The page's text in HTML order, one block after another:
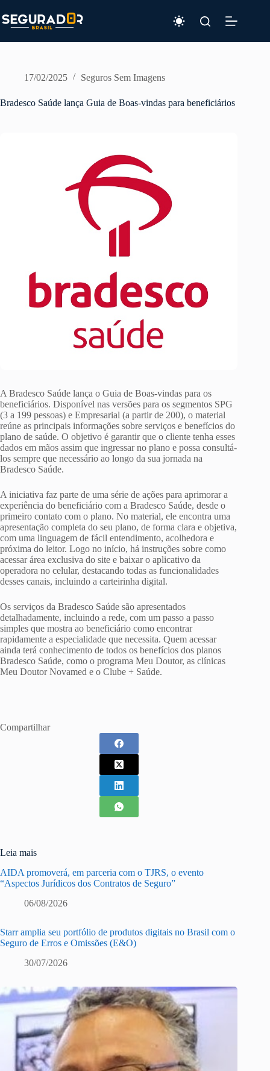
para
o
17/02/2025 Seguros Sem Imagens
Bradesco Saúde lança Guia de Boas-vindas para beneficiários
A Bradesco Saúde lança o Guia de Boas-vindas para os
beneficiários. Disponível nas versões para os segmentos SPG
(3 a 199 pessoas) e Empresarial (a partir de 200), o material
reúne as principais informações sobre serviços e benefícios do
plano de saúde. O objetivo é garantir que o cliente tenha esses
dados em mãos assim que ingressar no plano e possa consultá-
los sempre que necessário ao longo da sua jornada na
Bradesco Saúde.
A iniciativa faz parte de uma série de ações para aprimorar a
experiência do beneficiário com a Bradesco Saúde, desde o
primeiro contato com o plano. No material, ele encontra uma
apresentação completa do seu plano, de forma clara e objetiva,
com uma linguagem de fácil entendimento, acolhedora e
próxima do leitor. Logo no início, há instruções sobre como
acessar área exclusiva do site e baixar o aplicativo da
operadora no celular, destacando todas as funcionalidades
desses canais, incluindo a carteirinha digital.
Os serviços da Bradesco Saúde são apresentados
detalhadamente, incluindo a rede, com um passo a passo
simples que mostra ao beneficiário como encontrar
rapidamente a especialidade que necessita. Quem acessar
ainda terá conhecimento de todos os benefícios dos planos
Bradesco Saúde, como o programa Meu Doutor, as clínicas
Meu Doutor Novamed e o Clube + Saúde.
Compartilhar
Leia mais
AIDA promoverá, em parceria com o TJRS, o evento
“Aspectos Jurídicos dos Contratos de Seguro”
06/08/2026
Starr amplia seu portfólio de produtos digitais no Brasil com o
Seguro de Erros e Omissões (E&O)
30/07/2026